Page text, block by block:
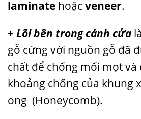
laminate hoặcveneer.
+ Lõi bên trong cánh cửa
gỗ cứng với nguồn gỗ đã
chất để chống mối mọt và
khoảng chống của khung
ong (Honeycomb).